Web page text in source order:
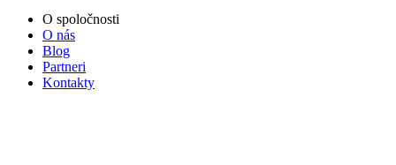
O spoločnosti
O nás
Blog
Partneri
Kontakty